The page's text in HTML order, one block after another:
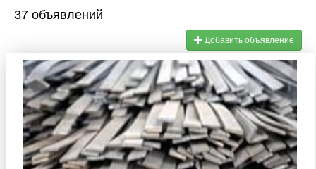
37 объявлений
Добавить объявление